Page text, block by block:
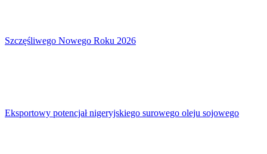
Szczęśliwego Nowego Roku 2026
Eksportowy potencjał nigeryjskiego surowego oleju sojowego